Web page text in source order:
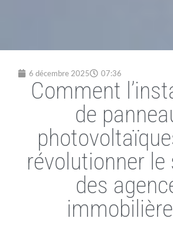
6 décembre 2025 07:36
Comment
de
révolutionner
des